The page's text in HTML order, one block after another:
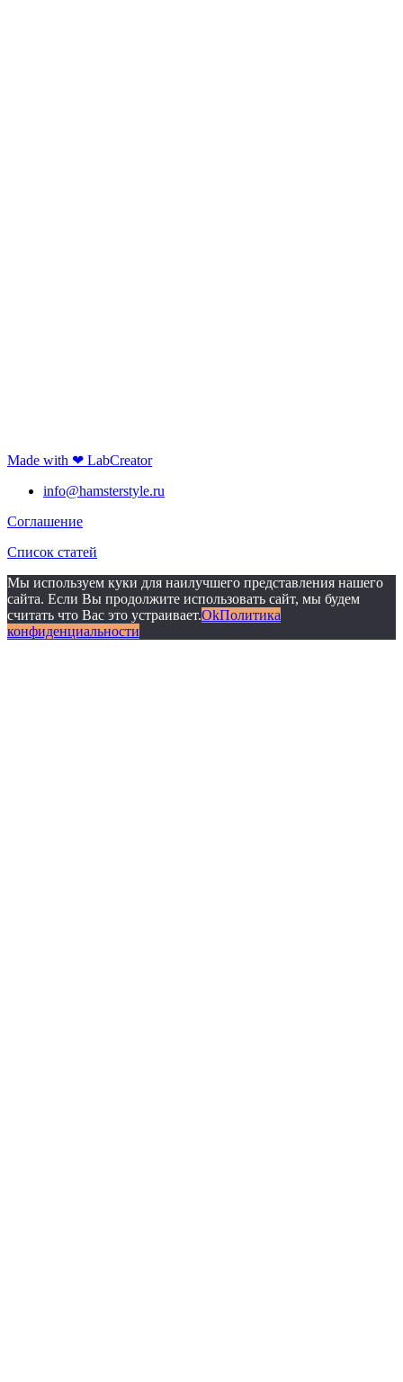
Made with ❤ LabCreator
info@hamsterstyle.ru
Соглашение
Список статей
Мы используем куки для наилучшего представления нашего
сайта. Если Вы продолжите использовать сайт, мы будем
считать что Вас это устраивает.OkПолитика
конфиденциальности